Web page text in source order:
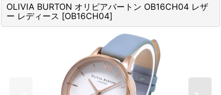
OLIVIA BURTON オリビアバートン OB16CH04 レザ
ー レディース [OB16CH04]